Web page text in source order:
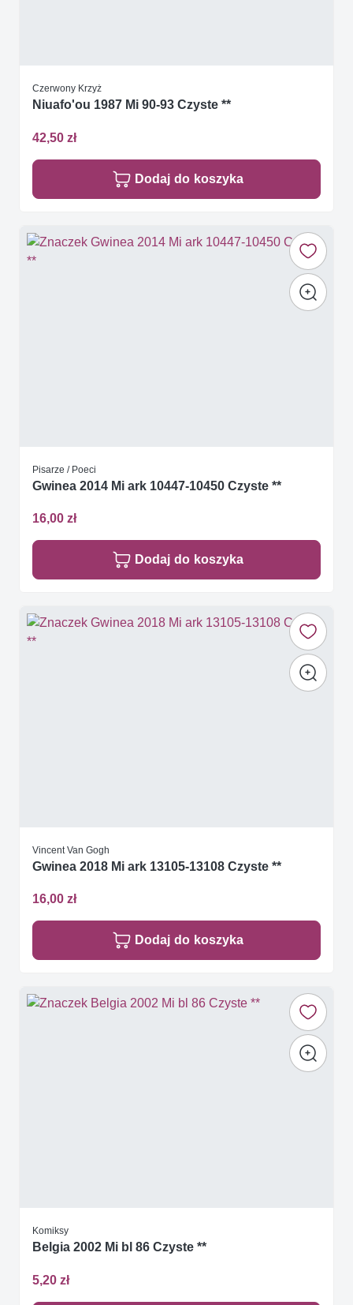
Czerwony Krzyż
Niuafo'ou 1987 Mi 90-93 Czyste **
42,50 zł
Dodaj do koszyka
Pisarze / Poeci
Gwinea 2014 Mi ark 10447-10450 Czyste **
16,00 zł
Dodaj do koszyka
Vincent Van Gogh
Gwinea 2018 Mi ark 13105-13108 Czyste **
16,00 zł
Dodaj do koszyka
Komiksy
Belgia 2002 Mi bl 86 Czyste **
5,20 zł